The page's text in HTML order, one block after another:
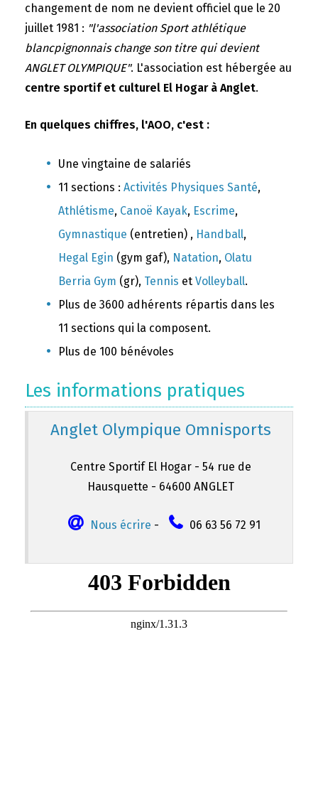
changement de nom ne devient officiel que le 20
juillet 1981 : "l'association Sport athlétique
blancpignonnais change son titre qui devient
ANGLET OLYMPIQUE". L'association est hébergée au
centre sportif et culturel El Hogar à Anglet.
En quelques chiffres, l'AOO, c'est :
Une vingtaine de salariés
11 sections : Activités Physiques Santé,
Athlétisme, Canoë Kayak, Escrime,
Gymnastique (entretien) , Handball,
Hegal Egin (gym gaf), Natation, Olatu
Berria Gym (gr), Tennis et Volleyball.
Plus de 3600 adhérents répartis dans les
11 sections qui la composent.
Plus de 100 bénévoles
Les informations pratiques
Anglet Olympique Omnisports
Centre Sportif El Hogar - 54 rue de
Hausquette - 64600 ANGLET
Nous écrire - 06 63 56 72 91